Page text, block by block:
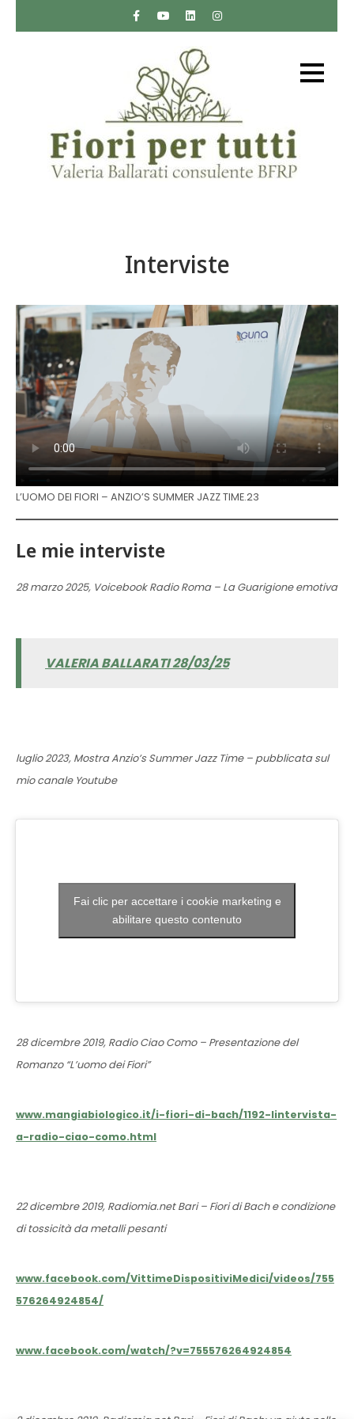
Interviste
L’UOMO DEI FIORI – ANZIO’S SUMMER JAZZ TIME.23
Le mie interviste
28 marzo 2025, Voicebook Radio Roma – La Guarigione emotiva
VALERIA BALLARATI 28/03/25
luglio 2023, Mostra Anzio’s Summer Jazz Time – pubblicata sul
mio canale Youtube
Fai clic per accettare i cookie marketing e
abilitare questo contenuto
28 dicembre 2019, Radio Ciao Como – Presentazione del
Romanzo “L’uomo dei Fiori”
www.mangiabiologico.it/i-fiori-di-bach/1192-lintervista-
a-radio-ciao-como.html
22 dicembre 2019, Radiomia.net Bari – Fiori di Bach e condizione
di tossicità da metalli pesanti
www.facebook.com/VittimeDispositiviMedici/videos/755
576264924854/
www.facebook.com/watch/?v=755576264924854